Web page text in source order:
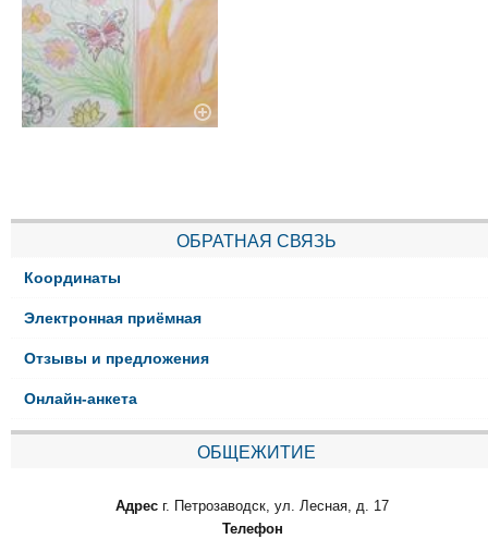
ОБРАТНАЯ СВЯЗЬ
Координаты
Электронная приёмная
Отзывы и предложения
Онлайн-анкета
ОБЩЕЖИТИЕ
Адрес г. Петрозаводск, ул. Лесная, д. 17
Телефон